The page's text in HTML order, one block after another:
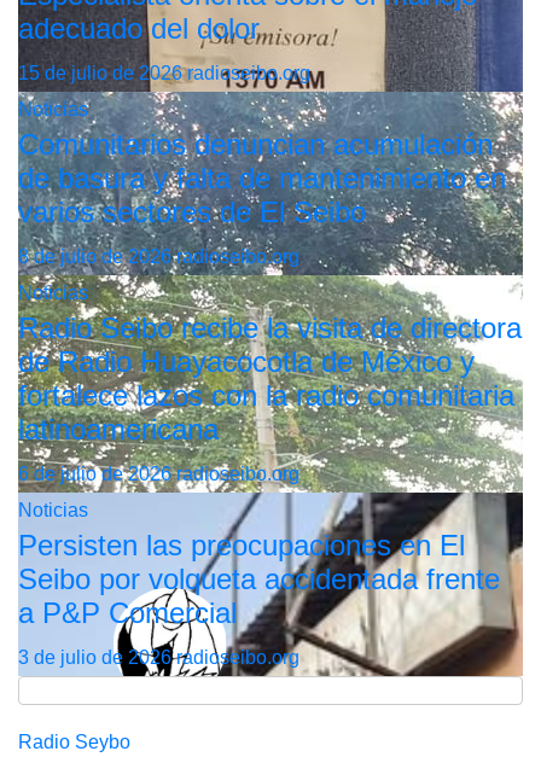
adecuado del dolor
15 de julio de 2026radioseibo.org
Noticias
Comunitarios denuncian acumulación
de basura y falta de mantenimiento en
varios sectores de El Seibo
8 de julio de 2026radioseibo.org
Noticias
Radio Seibo recibe la visita de directora
de Radio Huayacocotla de México y
fortalece lazos con la radio comunitaria
latinoamericana
6 de julio de 2026radioseibo.org
Noticias
Persisten las preocupaciones en El
Seibo por volqueta accidentada frente
a P&P Comercial
3 de julio de 2026radioseibo.org
Radio Seybo